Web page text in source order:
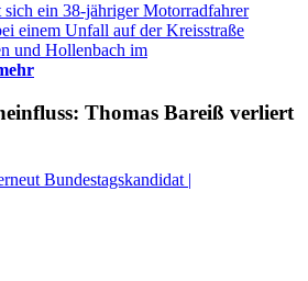
sich ein 38-jähriger Motorradfahrer
einem Unfall auf der Kreisstraße
und Hollenbach im
Thomas Bareiß verliert